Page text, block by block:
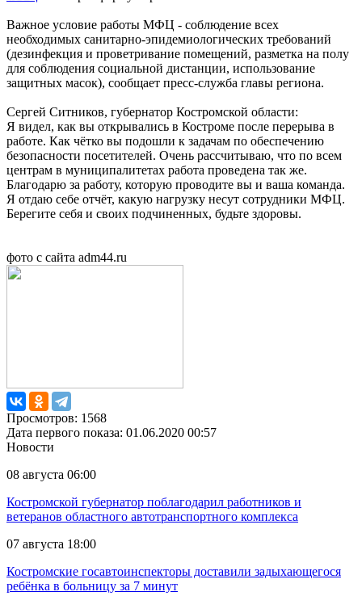
Важное условие работы МФЦ - соблюдение всех
необходимых санитарно-эпидемиологических требований
(дезинфекция и проветривание помещений, разметка на полу
для соблюдения социальной дистанции, использование
защитных масок), сообщает пресс-служба главы региона.
Сергей Ситников, губернатор Костромской области:
Я видел, как вы открывались в Костроме после перерыва в
работе. Как чётко вы подошли к задачам по обеспечению
безопасности посетителей. Очень рассчитываю, что по всем
центрам в муниципалитетах работа проведена так же.
Благодарю за работу, которую проводите вы и ваша команда.
Я отдаю себе отчёт, какую нагрузку несут сотрудники МФЦ.
Берегите себя и своих подчиненных, будьте здоровы.
фото с сайта adm44.ru
Просмотров: 1568
Дата первого показа: 01.06.2020 00:57
Новости
08 августа 06:00
Костромской губернатор поблагодарил работников и
ветеранов областного автотранспортного комплекса
07 августа 18:00
Костромские госавтоинспекторы доставили задыхающегося
ребёнка в больницу за 7 минут